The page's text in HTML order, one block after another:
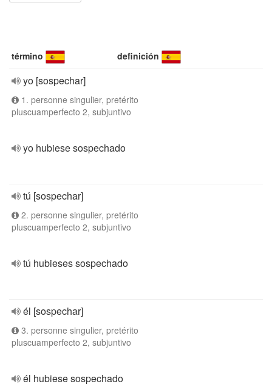
término definición
yo [sospechar]
1. personne singulier, pretérito
pluscuamperfecto 2, subjuntivo
yo hubiese sospechado
tú [sospechar]
2. personne singulier, pretérito
pluscuamperfecto 2, subjuntivo
tú hubieses sospechado
él [sospechar]
3. personne singulier, pretérito
pluscuamperfecto 2, subjuntivo
él hubiese sospechado